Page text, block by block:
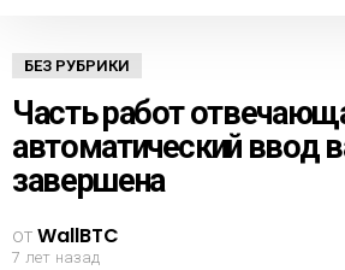
БЕЗ РУБРИКИ
Часть работ
автоматический ввод
завершена
отWallBTC
7 лет назад